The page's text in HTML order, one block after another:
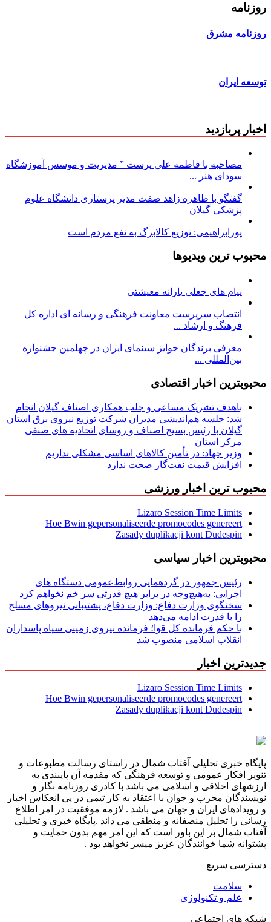
روزنامه
روزنامه مشرق
توسعه ایران
اخبار پربازدید
مصاحبه با فاطمه علی پرست ” مدیریت و موسس آموزشگاه
سودای هنر ...
گفتگو با طاهره زاهد صفت مدیر پرستاری دانشگاه علوم
پزشکی گیلان
پورابراهیمی: توزیع کالابرگ به نفع مردم است
محبوب ترین ویدیوها
پیام های جعلی یارانه معیشتی
انتصاب سرپرست معاونت فرهنگی و رسانه ای اداره کل
فرهنگ و ارشاد ...
معرفی برندگان جوایز سینمای ایران در چهلمین جشنواره
بین‌المللی ...
محبوبترین اخبار اقتصادی
باهدف تشریک مساعی و جلب همکاری اصناف گیلان انجام
شد: جلسه هم‌اندیشی مدیران شركت توزیع نیروی برق استان
گیلان با رئیس بسیج اصناف و روسای اتحادیه های صنفی
مركز استان
وزیر جهاد: در تأمین کالاهای اساسی مشکلی نداریم
افزایش قیمت نفت‌گاز صحت ندارد
محبوب ترین اخبار ورزشی
Lizaro Session Time Limits
Hoe Bwin gepersonaliseerde promocodes genereert
Zasady duplikacji kont Dudespin
محبوبترین اخبار سیاسی
رئیس جمهور در گردهمایی روابط‌عمومی دستگاه های
اجرایی: به‌هیچ‌وجه در برابر هیچ قدرتی سر خم نخواهم کرد
سخنگوی وزارت دفاع: وزارت دفاع، پشتیبانی نیرو‌های مسلح
را با قدرت ادامه می‌دهد
با حکم فرمانده کل قوا؛ فرمانده نیروی زمینی سپاه پاسداران
انقلاب اسلامی منصوب شد
جدیدترین اخبار
Lizaro Session Time Limits
Hoe Bwin gepersonaliseerde promocodes genereert
Zasady duplikacji kont Dudespin
پایگاه خبری تحلیلی آفتاب شمال در راستای رسالت مطبوعات و
تنویر افکار عمومی و توسعه فرهنگی که مقدمه آن پایبندی به
ارزشهای اخلاقی و اسلامی می باشد با کادری روزنامه نگار و
نویسندگان مجرب و جوان با اعتقاد به کار تیمی در پی انعکاس اخبار
و رویدادهای ایران و جهان می باشد . لازمه موفقیت در امر اطلاع
رسانی را تحلیل منصفانه و منطقی می داند .پایگاه خبری و تحلیلی
آفتاب شمال بر این باور است که این امر مهم بدون حمایت و
پشتوانه شما خوانندگان عزیز میسر نخواهد بود .
دسترسی سریع
سلامت
علم و تکنولوژی
شبکه های اجتماعی